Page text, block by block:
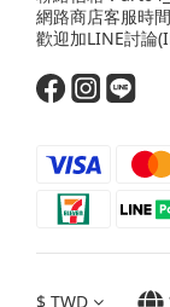
網路商店客服時
歡迎加LINE討論
$ TWD